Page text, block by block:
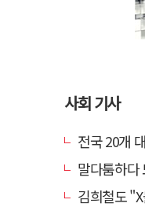
사회 기사
전국 20개
말다툼하다
김희철도 "X돌